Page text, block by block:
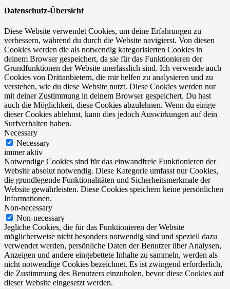
Datenschutz-Übersicht
Diese Website verwendet Cookies, um deine Erfahrungen zu
verbessern, während du durch die Website navigierst. Von diesen
Cookies werden die als notwendig kategorisierten Cookies in
deinem Browser gespeichert, da sie für das Funktionieren der
Grundfunktionen der Website unerlässlich sind. Ich verwende auch
Cookies von Drittanbietern, die mir helfen zu analysieren und zu
verstehen, wie du diese Website nutzt. Diese Cookies werden nur
mit deiner Zustimmung in deinem Browser gespeichert. Du hast
auch die Möglichkeit, diese Cookies abzulehnen. Wenn du einige
dieser Cookies ablehnst, kann dies jedoch Auswirkungen auf dein
Surfverhalten haben.
Necessary
Necessary
immer aktiv
Notwendige Cookies sind für das einwandfreie Funktionieren der
Website absolut notwendig. Diese Kategorie umfasst nur Cookies,
die grundlegende Funktionalitäten und Sicherheitsmerkmale der
Website gewährleisten. Diese Cookies speichern keine persönlichen
Informationen.
Non-necessary
Non-necessary
Jegliche Cookies, die für das Funktionieren der Website
möglicherweise nicht besonders notwendig sind und speziell dazu
verwendet werden, persönliche Daten der Benutzer über Analysen,
Anzeigen und andere eingebettete Inhalte zu sammeln, werden als
nicht notwendige Cookies bezeichnet. Es ist zwingend erforderlich,
die Zustimmung des Benutzers einzuholen, bevor diese Cookies auf
dieser Website eingesetzt werden.